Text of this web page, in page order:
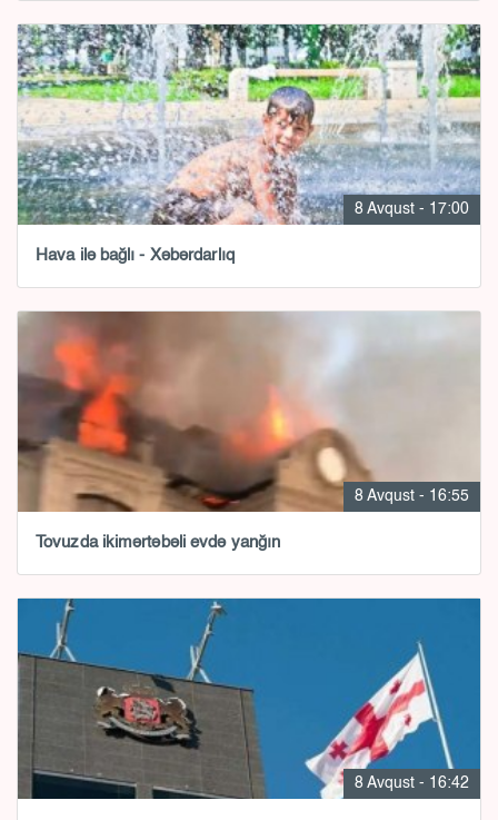
8 Avqust - 17:00
Hava ilə bağlı - Xəbərdarlıq
8 Avqust - 16:55
Tovuzda ikimərtəbəli evdə yanğın
8 Avqust - 16:42